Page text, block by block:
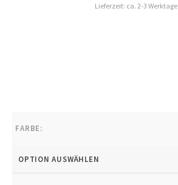
Lieferzeit: ca. 2-3 Werktage
FARBE:
OPTION AUSWÄHLEN